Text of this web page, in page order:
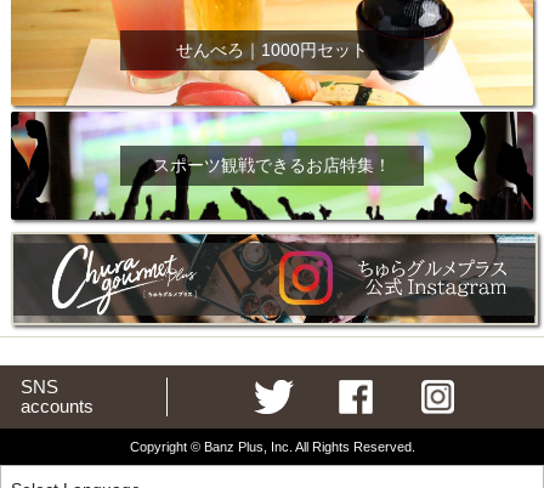
せんべろ｜1000円セット
スポーツ観戦できるお店特集！
SNS
accounts
Copyright © Banz Plus, Inc. All Rights Reserved.